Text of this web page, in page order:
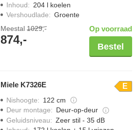
Inhoud: 204 l koelen
Vershoudlade: Groente
Meestal 1029,-
874,-
Op voorraad
Bestel
Miele K7326E E
Nishoogte: 122 cm
Deur montage: Deur-op-deur
Geluidsniveau: Zeer stil - 35 dB